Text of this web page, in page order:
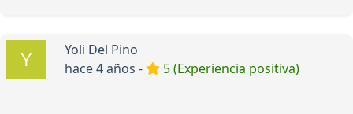
Yoli Del Pino
hace 4 años -
5 (Experiencia positiva)